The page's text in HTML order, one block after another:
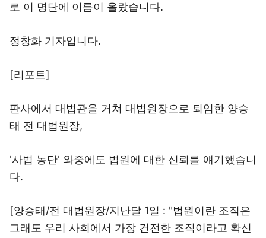
로 이 명단에 이름이 올랐습니다.
정창화 기자입니다.
[리포트]
판사에서 대법관을 거쳐 대법원장으로 퇴임한 양승
태 전 대법원장,
'사법 농단' 와중에도 법원에 대한 신뢰를 얘기했습니
다.
[양승태/전 대법원장/지난달 1일 : "법원이란 조직은
그래도 우리 사회에서 가장 건전한 조직이라고 확신